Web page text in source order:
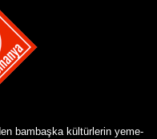
bambaşka kültürlerin yeme-